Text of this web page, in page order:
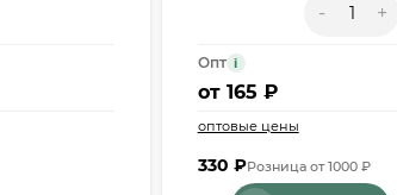
- +
Опт i
от 165 ₽
оптовые цены
330 ₽Розница от 1000 ₽